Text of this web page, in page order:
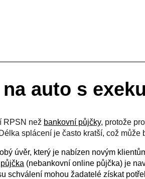
auto s
RPSN než bankovní půjčky, protože
splácení je často kratší, což
úvěr, který je nabízen novým
(nebankovní online půjčka) je
schválení mohou žadatelé získat